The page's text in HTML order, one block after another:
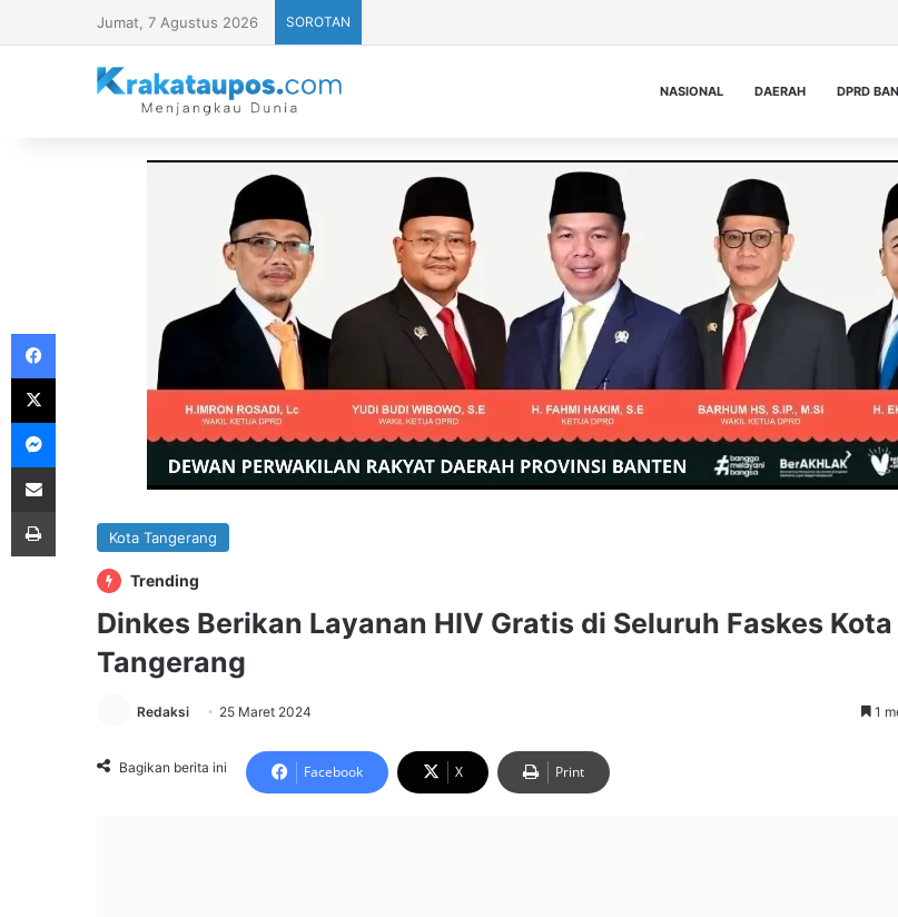
Jumat, 7 Agustus 2026 SOROTAN
NASIONAL DAERAH DPRD
Kota Tangerang
Trending
Dinkes Berikan Layanan HIV Gratis di Seluruh Faskes Kota
Tangerang
Redaksi 25 Maret 2024 1
Bagikan berita ini Facebook X Print